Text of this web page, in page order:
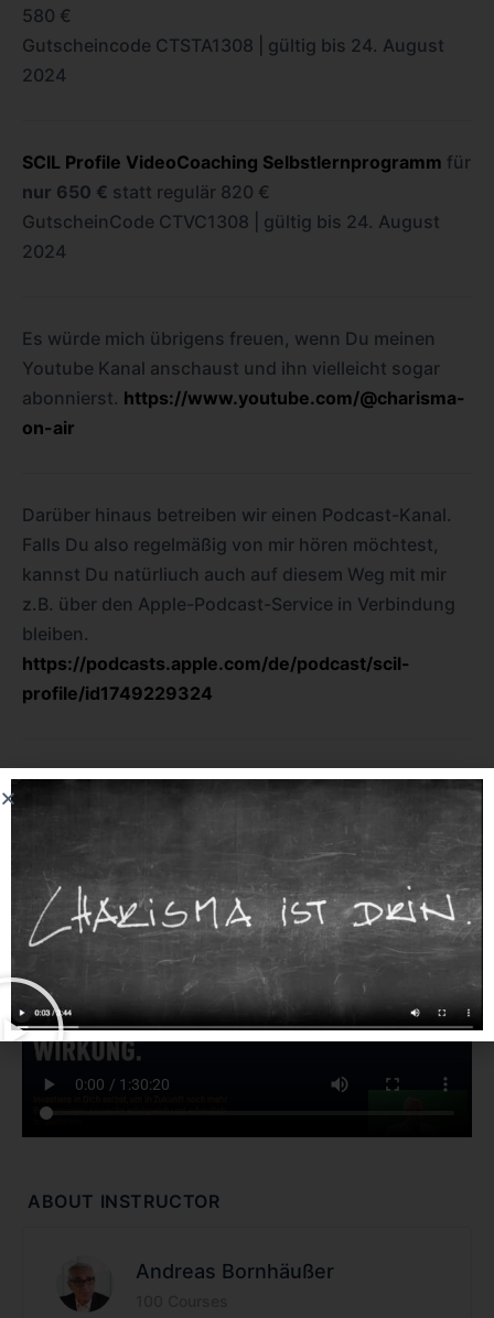
580 €
Gutscheincode CTSTA1308 | gültig bis 24. August
2024
SCIL Profile VideoCoaching Selbstlernprogramm für
nur 650 € statt regulär 820 €
GutscheinCode CTVC1308 | gültig bis 24. August
2024
Es würde mich übrigens freuen, wenn Du meinen
Youtube Kanal anschaust und ihn vielleicht sogar
abonnierst. https://www.youtube.com/@charisma-
on-air
Darüber hinaus betreiben wir einen Podcast-Kanal.
Falls Du also regelmäßig von mir hören möchtest,
kannst Du natürliuch auch auf diesem Weg mit mir
z.B. über den Apple-Podcast-Service in Verbindung
bleiben.
https://podcasts.apple.com/de/podcast/scil-
profile/id1749229324
Und hier nun die versprochene Aufzeichnung des
LiveOnline-Meetings vom 13. August 2024
ABOUT INSTRUCTOR
Andreas Bornhäußer